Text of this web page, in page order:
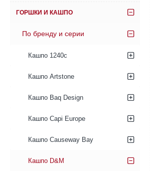
ГОРШКИ И КАШПО
По бренду и серии
Кашпо 1240c
Кашпо Artstone
Кашпо Baq Design
Кашпо Capi Europe
Кашпо Causeway Bay
Кашпо D&M